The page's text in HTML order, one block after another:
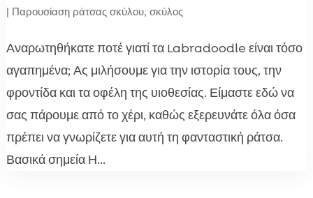
| Παρουσίαση ράτσας σκύλου, σκύλος
Αναρωτηθήκατε ποτέ γιατί τα Labradoodle είναι τόσο
αγαπημένα; Ας μιλήσουμε για την ιστορία τους, την
φροντίδα και τα οφέλη της υιοθεσίας. Είμαστε εδώ να
σας πάρουμε από το χέρι, καθώς εξερευνάτε όλα όσα
πρέπει να γνωρίζετε για αυτή τη φανταστική ράτσα.
Βασικά σημεία Η...